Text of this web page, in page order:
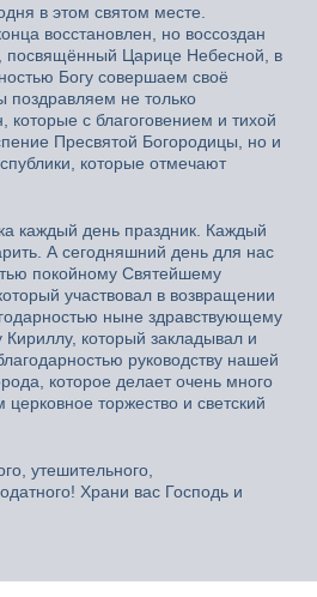
в этом святом месте.
восстановлен, но воссоздан
посвящённый Царице Небесной, в
Богу совершаем своё
поздравляем не только
которые с благоговением и тихой
Пресвятой Богородицы, но и
которые отмечают
каждый день праздник. Каждый
А сегодняшний день для нас
покойному Святейшему
участвовал в возвращении
ныне здравствующему
который закладывал и
руководству нашей
которое делает очень много
торжество и светский
утешительного,
Храни вас Господь и